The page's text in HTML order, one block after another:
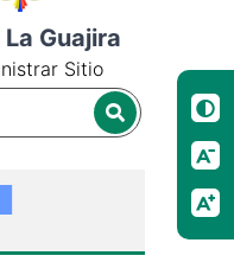
Guajira
Sitio